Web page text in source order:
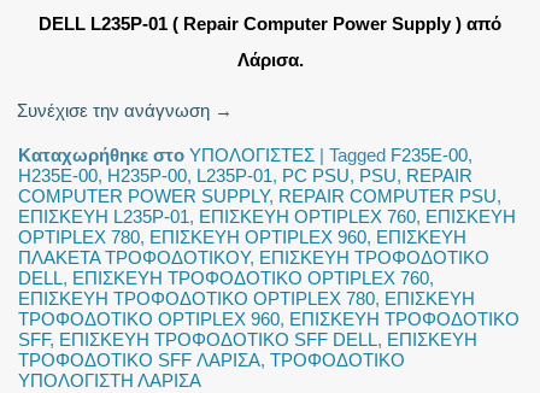
DELL L235P-01 ( Repair Computer Power Supply ) από
Λάρισα.
Συνέχισε την ανάγνωση →
Καταχωρήθηκε στο ΥΠΟΛΟΓΙΣΤΕΣ |Tagged F235E-00,
H235E-00, H235P-00, L235P-01, PC PSU, PSU, REPAIR
COMPUTER POWER SUPPLY, REPAIR COMPUTER PSU,
ΕΠΙΣΚΕΥΗ L235P-01, ΕΠΙΣΚΕΥΗ OPTIPLEX 760, ΕΠΙΣΚΕΥΗ
OPTIPLEX 780, ΕΠΙΣΚΕΥΗ OPTIPLEX 960, ΕΠΙΣΚΕΥΗ
ΠΛΑΚΕΤΑ ΤΡΟΦΟΔΟΤΙΚΟΥ, ΕΠΙΣΚΕΥΗ ΤΡΟΦΟΔΟΤΙΚΟ
DELL, ΕΠΙΣΚΕΥΗ ΤΡΟΦΟΔΟΤΙΚΟ OPTIPLEX 760,
ΕΠΙΣΚΕΥΗ ΤΡΟΦΟΔΟΤΙΚΟ OPTIPLEX 780, ΕΠΙΣΚΕΥΗ
ΤΡΟΦΟΔΟΤΙΚΟ OPTIPLEX 960, ΕΠΙΣΚΕΥΗ ΤΡΟΦΟΔΟΤΙΚΟ
SFF, ΕΠΙΣΚΕΥΗ ΤΡΟΦΟΔΟΤΙΚΟ SFF DELL, ΕΠΙΣΚΕΥΗ
ΤΡΟΦΟΔΟΤΙΚΟ SFF ΛΑΡΙΣΑ,ΤΡΟΦΟΔΟΤΙΚΟ
ΥΠΟΛΟΓΙΣΤΗ ΛΑΡΙΣΑ